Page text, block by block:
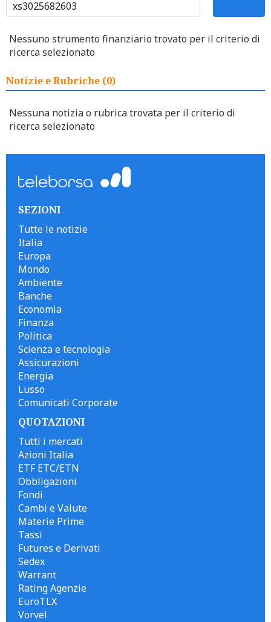
Nessuno strumento finanziario trovato per il criterio di
ricerca selezionato
Notizie e Rubriche (0)
Nessuna notizia o rubrica trovata per il criterio di
ricerca selezionato
SEZIONI
Tutte le notizie
Italia
Europa
Mondo
Ambiente
Banche
Economia
Finanza
Politica
Scienza e tecnologia
Assicurazioni
Energia
Lusso
Comunicati Corporate
QUOTAZIONI
Tutti i mercati
Azioni Italia
ETF ETC/ETN
Obbligazioni
Fondi
Cambi e Valute
Materie Prime
Tassi
Futures e Derivati
Sedex
Warrant
Rating Agenzie
EuroTLX
Vorvel